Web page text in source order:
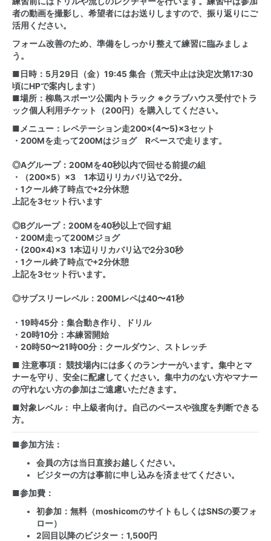
者の動画を撮影し、希望者にはお送りしますので、振り返りにご
活用ください。
フォーム改善のため、準備をしっかり整えて練習に臨みましょ
う。
■日時：5月29日（金）19:45 集合（荒天中止は決定次第17:30
頃にHPで案内します）
■場所：柳島スポーツ公園内トラック ※クラブハウス受付でトラ
ック個人利用チケット（200円）を購入してください。
■メニュー：レペテーション走200×(4〜5)×3セット
・200Mを走って200Mはジョグ Rペースで走ります。
◎Aグループ：200Mを40秒以内で回せる前提の組
・（200×5）×3 1本辺りリカバリ込で2分。
・1クール終了時点で+2分休憩
上記を3セット行います
◎Bグループ：200Mを40秒以上で回す組
・200M走って200Mジョグ
・(200×4)×3 1本辺りリカバリ込で2分30秒
・1クール終了時点で+2分休憩
上記を3セット行います。
◎サブスリーレベル：200Mレペは40〜41秒
・19時45分：集合動き作り、ドリル
・20時10分：本練習開始
・20時50〜21時00分：クールダウン、ストレッチ
■ 注意事項： 競技場内には多くのランナーがいます。集中とマ
ナーを守り、安全に配慮してください。集中力のない方やマナー
の守れない方の参加はご遠慮いただきます。
■対象レベル： 中上級者向け。自己のペースや強度を判断できる
方。
■参加方法：
会員の方は当日直接お越しください。
ビジターの方は事前に申し込みを済ませてください。
■参加費：
初参加：無料（moshicomのサイトもしくはSNSの要フォ
ロー）
2回目以降のビジター：1,500円